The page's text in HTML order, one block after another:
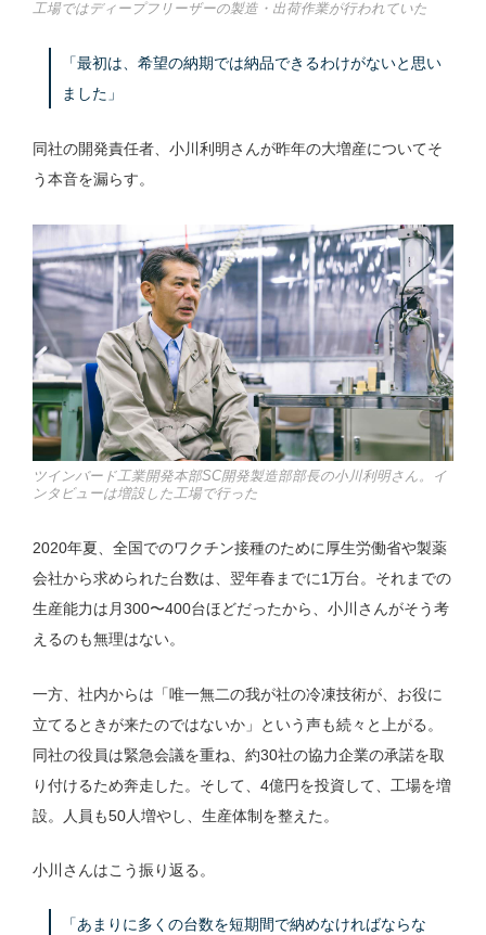
工場ではディープフリーザーの製造・出荷作業が行われていた
「最初は、希望の納期では納品できるわけがないと思い
ました」
同社の開発責任者、小川利明さんが昨年の大増産についてそ
う本音を漏らす。
ツインバード工業開発本部SC開発製造部部長の小川利明さん。イ
ンタビューは増設した工場で行った
2020年夏、全国でのワクチン接種のために厚生労働省や製薬
会社から求められた台数は、翌年春までに1万台。それまでの
生産能力は月300〜400台ほどだったから、小川さんがそう考
えるのも無理はない。
一方、社内からは「唯一無二の我が社の冷凍技術が、お役に
立てるときが来たのではないか」という声も続々と上がる。
同社の役員は緊急会議を重ね、約30社の協力企業の承諾を取
り付けるため奔走した。そして、4億円を投資して、工場を増
設。人員も50人増やし、生産体制を整えた。
小川さんはこう振り返る。
「あまりに多くの台数を短期間で納めなければならな